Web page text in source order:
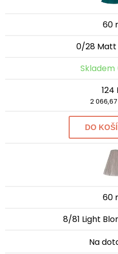
60
0/28 Matt
Skladem
124
2 066,67
DO
60
8/81 Light
Na